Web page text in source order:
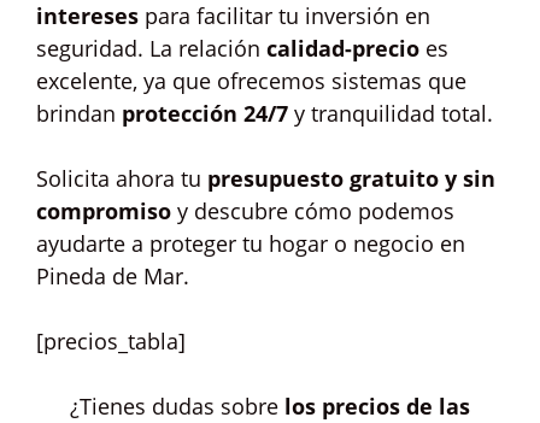
intereses para facilitar tu inversión en
seguridad. La relación calidad-precio es
excelente, ya que ofrecemos sistemas que
brindan protección 24/7 y tranquilidad total.
Solicita ahora tu presupuesto gratuito y sin
compromiso y descubre cómo podemos
ayudarte a proteger tu hogar o negocio en
Pineda de Mar.
[precios_tabla]
¿Tienes dudas sobre los precios de las